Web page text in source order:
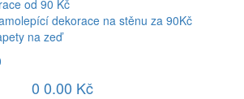
od 90 Kč
dekorace na stěnu za 90Kč
na zeď
0 0.00 Kč